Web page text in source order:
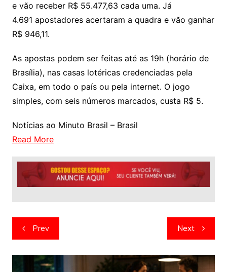
e vão receber R$ 55.477,63 cada uma. Já
4.691 apostadores acertaram a quadra e vão ganhar
R$ 946,11.
As apostas podem ser feitas até as 19h (horário de
Brasília), nas casas lotéricas credenciadas pela
Caixa, em todo o país ou pela internet. O jogo
simples, com seis números marcados, custa R$ 5.
Notícias ao Minuto Brasil – Brasil
Read More
Navegação
de
artigos
Prev Next